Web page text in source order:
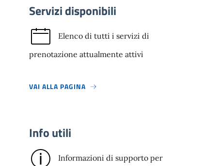
Servizi disponibili
Elenco di tutti i servizi di
prenotazione attualmente attivi
VAI ALLA PAGINA
Info utili
Informazioni di supporto per